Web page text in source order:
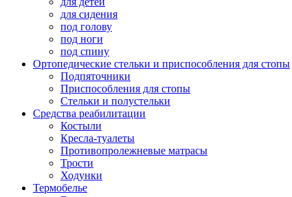
для сидения
под голову
под ноги
под спину
Ортопедические стельки и приспособления для стопы
Подпяточники
Приспособления для стопы
Стельки и полустельки
Средства реабилитации
Костыли
Кресла-туалеты
Противопролежневые матрасы
Трости
Ходунки
Термобелье